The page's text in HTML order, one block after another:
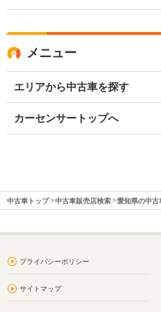
メニュー
エリアから中古車を探す
カーセンサートップへ
中古車トップ 中古車販売店検索 愛知県の中古
プライバシーポリシー
サイトマップ